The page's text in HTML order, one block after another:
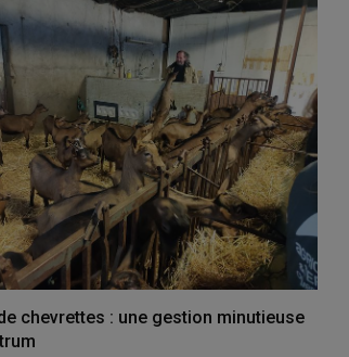
chevrettes : une gestion minutieuse